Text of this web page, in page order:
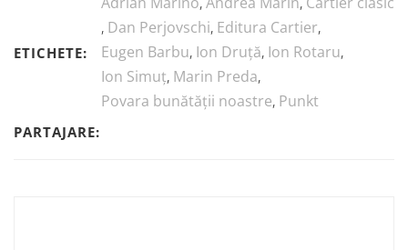
ETICHETE:
, Dan Perjovschi, Editura Cartier,
Eugen Barbu, Ion Druță, Ion Rotaru,
Ion Simuț, Marin Preda,
Povara bunătății noastre, Punkt
PARTAJARE: